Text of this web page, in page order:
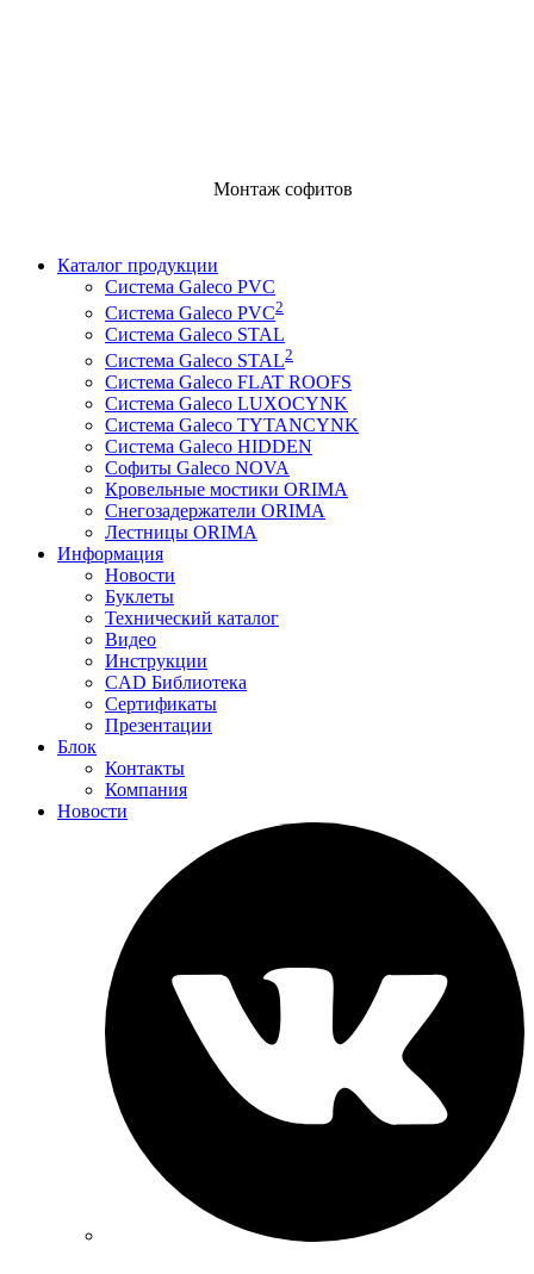
Монтаж софитов
Каталог продукции
Система Galeco PVC
Система Galeco PVC2
Cистема Galeco STAL
Система Galeco STAL2
Система Galeco FLAT ROOFS
Система Galeco LUXOCYNK
Система Galeco TYTANCYNK
Система Galeco HIDDEN
Софиты Galeco NOVA
Кровельные мостики ORIMA
Снегозадержатели ORIMA
Лестницы ORIMA
Информация
Новости
Буклеты
Технический каталог
Видео
Инструкции
CAD Библиотека
Сертификаты
Презентации
Блок
Контакты
Компания
Новости